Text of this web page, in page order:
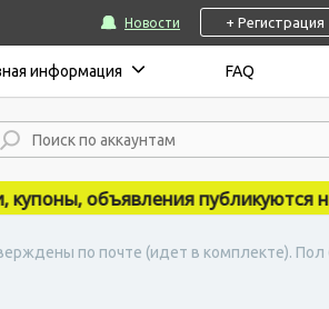
Новости + Регистрация
информация FAQ
объявления публикуются
по почте (идет в комплекте). Пол